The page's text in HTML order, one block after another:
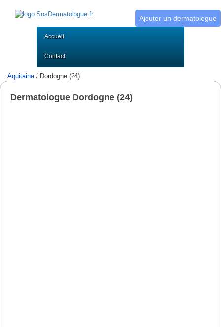
Ajouter un dermatologue
Accueil
Contact
Aquitaine / Dordogne (24)
Dermatologue Dordogne (24)